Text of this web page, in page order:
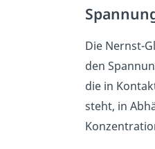
Die Nernst-
den
die in
steht, in